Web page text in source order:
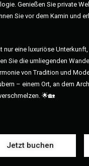
Genießen Sie private
Sie vor dem Kamin und
nur eine luxuriöse
Sie die umliegenden
von Tradition und
– einem Ort, an dem
🌟🏡
Jetzt buchen